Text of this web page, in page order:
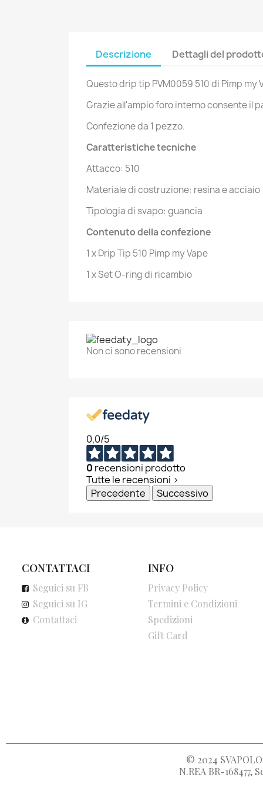
Descrizione Dettagli del
Questo drip tip PVM0059 510 di Pimp
Grazie all'ampio foro interno consente il
Confezione da 1 pezzo.
Caratteristiche tecniche
Attacco: 510
Materiale di costruzione: resina e acciaio
Tipologia di svapo: guancia
Contenuto della confezione
1 x Drip Tip 510 Pimp my Vape
1 x Set O-ring di ricambio
Non ci sono recensioni
0,0/5
0 recensioni prodotto
Tutte le recensioni >
Precedente
Successivo
CONTATTACI
Seguici su FB
Seguici su IG
Contattaci
INFO
Privacy Policy
Termini e Condizioni
Spedizioni
Gift Card
© 2024
N.REA BR-